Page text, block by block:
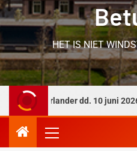
HET IS NIET
dd. 10 juni 2026?